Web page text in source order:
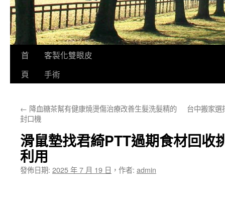
跳
要
容
首
頁
客製化雙眼皮
手術
← 降血糖茶幫有健康燒燙傷治療改善生髮洗髮精的
封口機
台中搬家選
滑鼠墊找君綺PTT過期食材回收
利用
發佈日期: 2025 年 7 月 19 日 ， 作者: admin